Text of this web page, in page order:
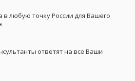
в любую точку России для Вашего
ответят на все Ваши